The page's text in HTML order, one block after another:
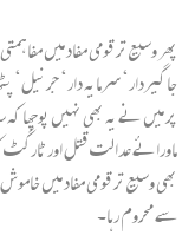
پھر وسیع تر قومی مفاد میں
جاگیردار‘ سرمایہ دار‘
ماورائے عدالت قتل اور
بھی وسیع تر قومی مفاد میں
سے محروم رہا۔